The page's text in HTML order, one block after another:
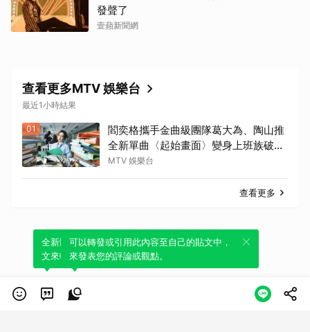
發聲了
壹蘋新聞網
查看更多MTV 娛樂台
最近1小時結果
01
閻奕格攜手金曲級團隊葛大為、陶山推
全新單曲〈起始畫面〉變身上班族破關
冒險
MTV 娛樂台
查看更多
全新體驗！一鍵引用此內容，透過發布貼
文來輕鬆表達個人立場。
可以轉發或引用此內容至自己的貼文中，
來發表您的評論或觀點。